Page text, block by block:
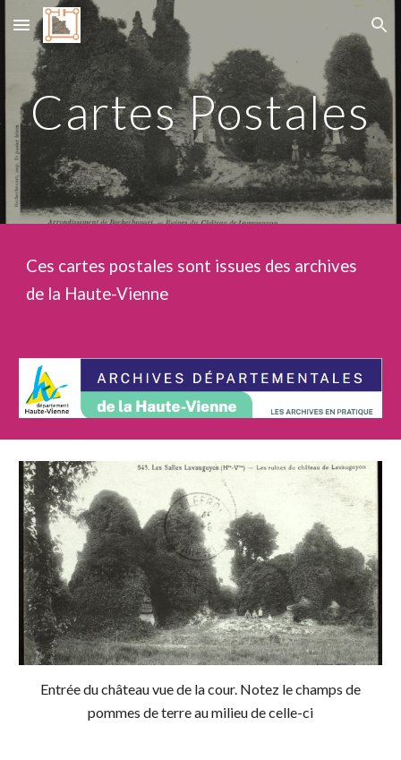
Skip to main content Skip to navigation
Cartes Postales
Ces cartes postales sont issues des archives
de la Haute-Vienne
Entrée du château vue de la cour. Notez le champs de
pommes de terre au milieu de celle-ci